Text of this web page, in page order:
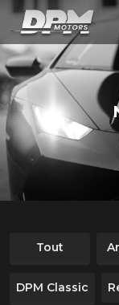
Tout
DPM Classic